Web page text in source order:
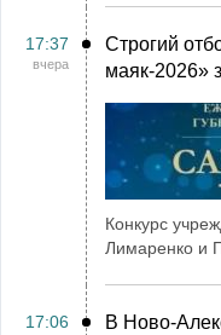
17:37
вчера
Строгий
маяк‑2026»
Конкурс
Лимаренко и
17:06
В Ново-